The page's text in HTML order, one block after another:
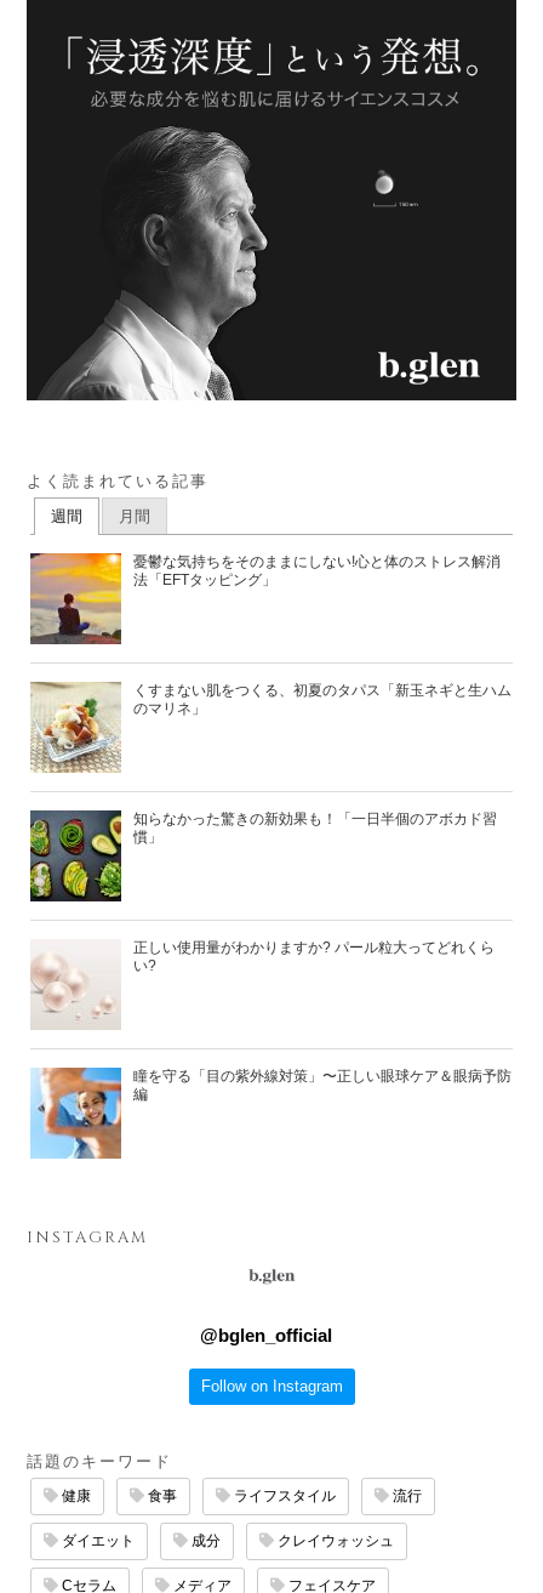
よく読まれている記事
週間 月間
憂鬱な気持ちをそのままにしない!心と体のストレス解消
法「EFTタッピング」
くすまない肌をつくる、初夏のタパス「新玉ネギと生ハム
のマリネ」
知らなかった驚きの新効果も！「一日半個のアボカド習
慣」
正しい使用量がわかりますか? パール粒大ってどれくら
い?
瞳を守る「目の紫外線対策」〜正しい眼球ケア＆眼病予防
編
INSTAGRAM
@bglen_official
Follow on Instagram
話題のキーワード
健康 食事 ライフスタイル 流行
ダイエット 成分 クレイウォッシュ
Cセラム メディア フェイスケア